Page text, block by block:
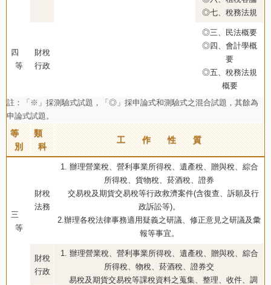
◎七、稅務法規
四
等
財稅
行政
◎三、民法概要
◎四、會計學概
要
◎五、稅務法規
概要
註：「※」採測驗式試題，「◎」採申論式和測驗式之混合試題，其餘為
申論式試題。
等
別
類
科
工 作 性 質
三
等
財稅
法務
1. 辦理營業稅、營利事業所得稅、遺產稅、贈與稅、綜合
所得稅、貨物稅、菸酒稅、證券
交易稅及期貨交易稅等行政救濟案件(含復查、訴願及行
政訴訟等)。
2.辦理各稅法律事務適用疑義之研議、修正意見之研議及彙
報等事宜。
財稅
行政
1. 辦理營業稅、營利事業所得稅、遺產稅、贈與稅、綜合
所得稅、物稅、菸酒稅、證券交
易稅及期貨交易稅等課稅資料之蒐集、整理、收件、調